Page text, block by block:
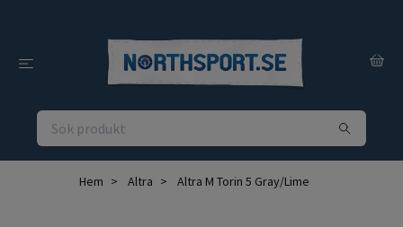
Hem Altra Altra M Torin 5 Gray/Lime